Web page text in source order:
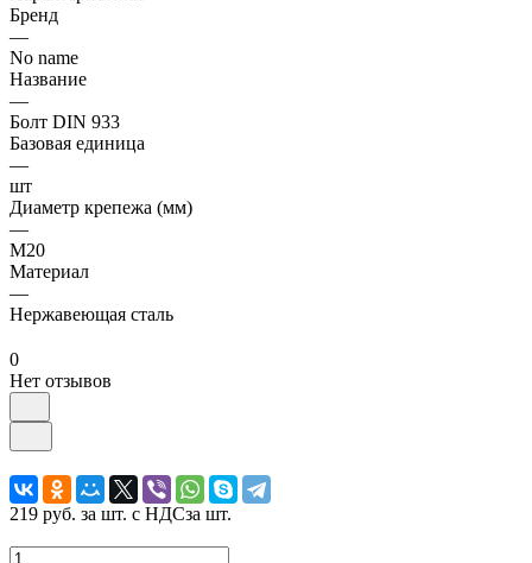
Бренд
—
No name
Название
—
Болт DIN 933
Базовая единица
—
шт
Диаметр крепежа (мм)
—
М20
Материал
—
Нержавеющая сталь
0
Нет отзывов
219 руб. за шт. с НДСза шт.